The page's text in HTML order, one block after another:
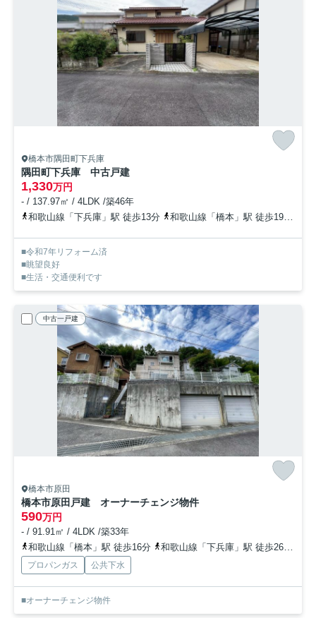
橋本市隅田町下兵庫
隅田町下兵庫 中古戸建
1,330万円
- / 137.97㎡ / 4LDK /築46年
和歌山線「下兵庫」駅 徒歩13分
和歌山線「橋本」駅 徒歩19分
■令和7年リフォーム済
■眺望良好
■生活・交通便利です
中古一戸建
橋本市原田
橋本市原田戸建 オーナーチェンジ物件
590万円
- / 91.91㎡ / 4LDK /築33年
和歌山線「橋本」駅 徒歩16分
和歌山線「下兵庫」駅 徒歩26分
プロパンガス 公共下水
■オーナーチェンジ物件